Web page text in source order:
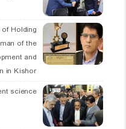
Holding
of the
and
in Kishor
science